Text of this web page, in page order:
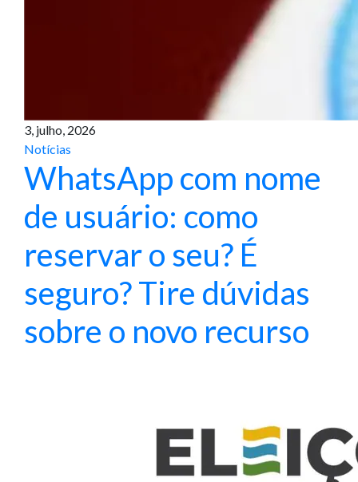
3, julho, 2026
Notícias
WhatsApp com nome
de usuário: como
reservar o seu? É
seguro? Tire dúvidas
sobre o novo recurso